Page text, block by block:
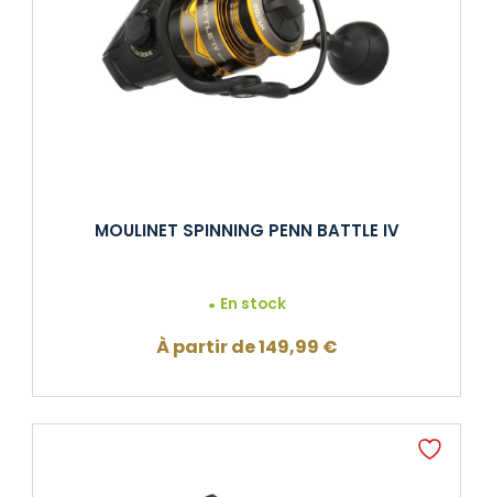
MOULINET SPINNING PENN BATTLE IV
En stock
À partir de149,99 €